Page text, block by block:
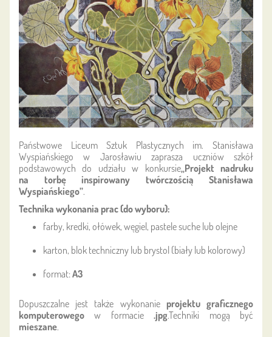
Państwowe Liceum Sztuk Plastycznych im. Stanisława
Wyspiańskiego w Jarosławiu zaprasza uczniów szkół
podstawowych do udziału w konkursie„Projekt nadruku
na torbę inspirowany twórczością Stanisława
Wyspiańskiego”.
Technika wykonania prac (do wyboru):
farby, kredki, ołówek, węgiel, pastele suche lub olejne
karton, blok techniczny lub brystol (biały lub kolorowy)
format:A3
Dopuszczalne jest także wykonanie projektu graficznego
komputerowego w formacie.jpg.Techniki mogą być
mieszane.